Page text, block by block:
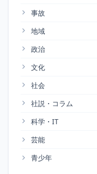
事故
地域
政治
文化
社会
社説・コラム
科学・IT
芸能
青少年